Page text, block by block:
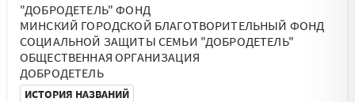
"ДОБРОДЕТЕЛЬ" ФОНД
МИНСКИЙ ГОРОДСКОЙ БЛАГОТВОРИТЕЛЬНЫЙ ФОНД
СОЦИАЛЬНОЙ ЗАЩИТЫ СЕМЬИ "ДОБРОДЕТЕЛЬ"
ОБЩЕСТВЕННАЯ ОРГАНИЗАЦИЯ
ДОБРОДЕТЕЛЬ
ИСТОРИЯ НАЗВАНИЙ